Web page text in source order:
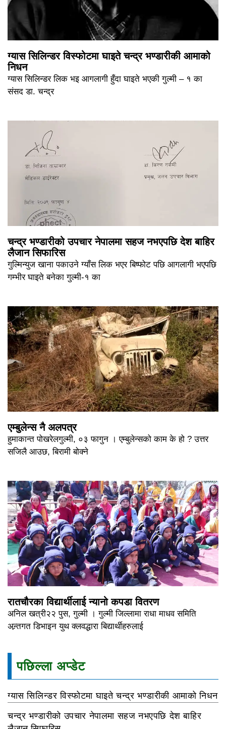
ग्यास सिलिन्डर विस्फोटमा घाइते चन्द्र भण्डारीकी आमाको
निधन
ग्यास सिलिन्डर लिक भइ आगलागी हुँदा घाइते भएकी गुल्मी – १ का
संसद डा. चन्द्र
चन्द्र भण्डारीको उपचार नेपालमा सहज नभएपछि देश बाहिर
लैजान सिफारिस
गुल्मिन्युज खाना पकाउने ग्याँस लिक भएर बिष्फोट पछि आगलागी भएपछि
गम्भीर घाइते बनेका गुल्मी-१ का
एम्बुलेन्स नै अलपत्र
हुमाकान्त पोखरेलगुल्मी, ०३ फागुन । एम्बुलेन्सको काम के हो ? उत्तर
सजिलै आउछ, बिरामी बोक्ने
रातचौरका विद्यार्थीलाई न्यानो कपडा वितरण
अनिल खत्री२२ पुस, गुल्मी । गुल्मी जिल्लामा राधा माधव समिति
अन्र्तगत डिभाइन युथ क्लवद्धारा बिद्यार्थीहरुलाई
पछिल्ला अप्डेट
ग्यास सिलिन्डर विस्फोटमा घाइते चन्द्र भण्डारीकी आमाको निधन
चन्द्र भण्डारीको उपचार नेपालमा सहज नभएपछि देश बाहिर